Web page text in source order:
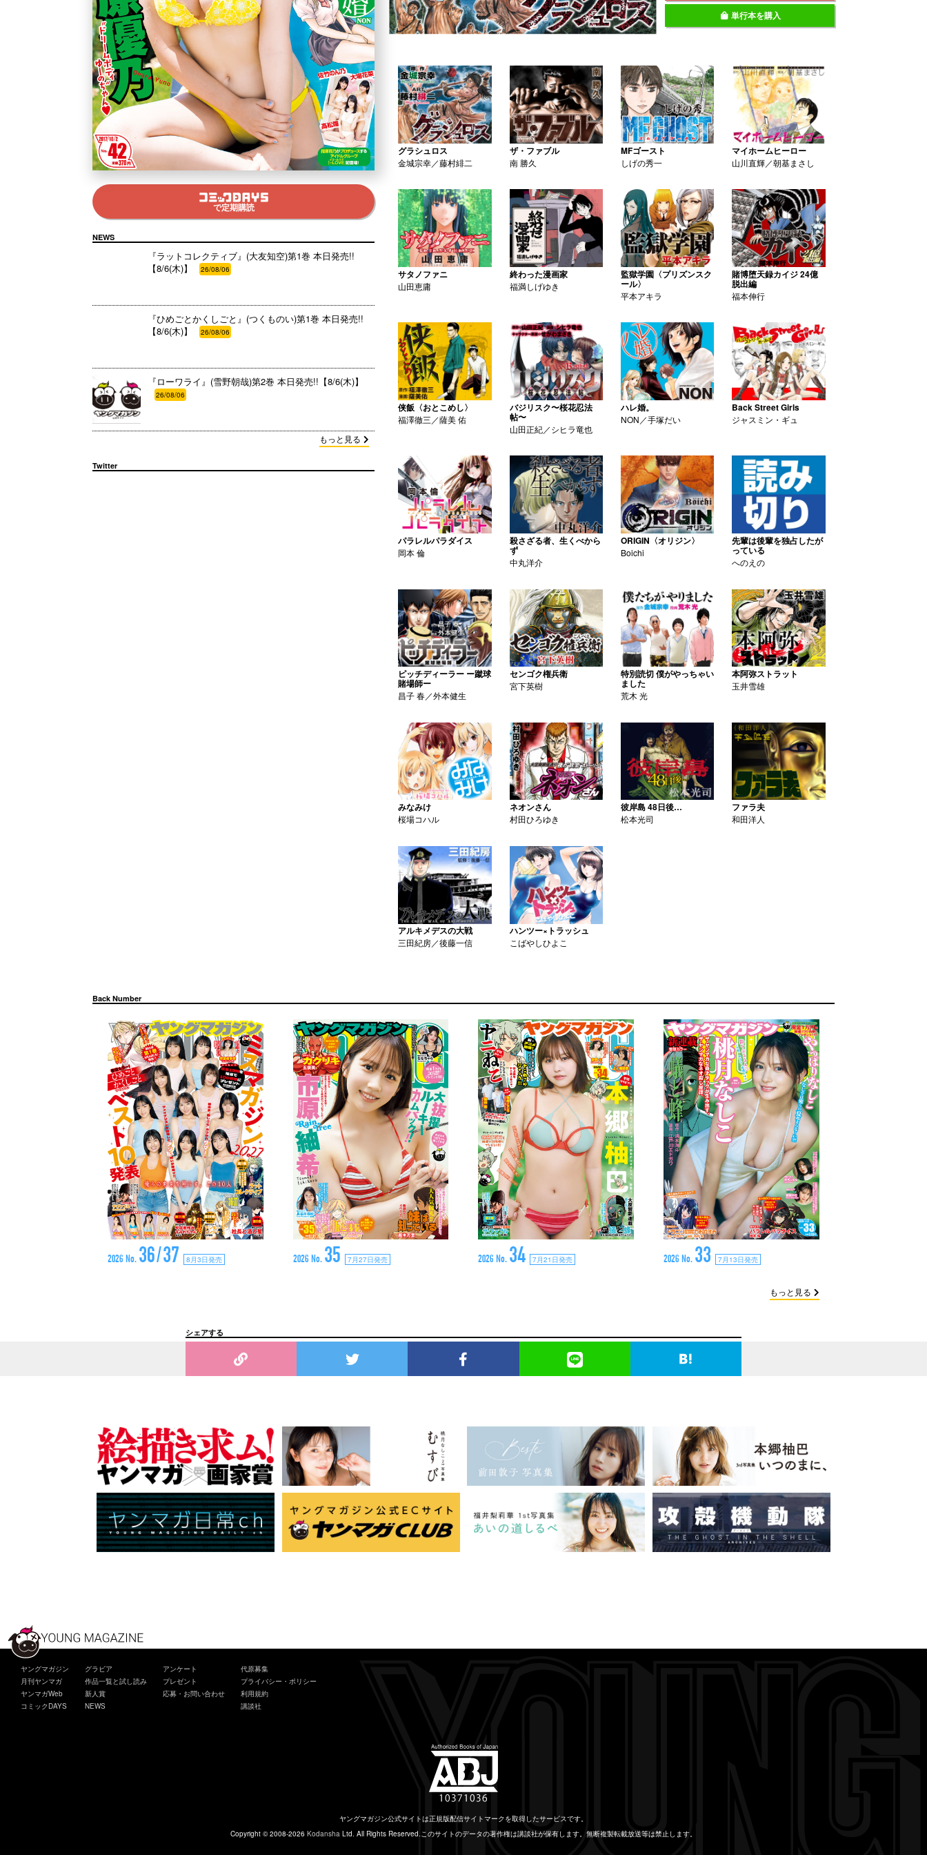
で定期購読
NEWS
『ラットコレクティブ』(大友知空)第1巻 本日発売!!
【8/6(木)】
26/08/06
『ひめごとかくしごと』(つくものい)第1巻 本日発売!!
【8/6(木)】
26/08/06
『ローワライ』(雪野朝哉)第2巻 本日発売!!【8/6(木)】
26/08/06
もっと見る
Twitter
単行本を購入
グラシュロス
金城宗幸／藤村緋二
ザ・ファブル
南 勝久
MFゴースト
しげの秀一
マイホームヒーロー
山川直輝／朝基まさし
サタノファニ
山田恵庸
終わった漫画家
福満しげゆき
監獄学園〈プリズンスク
ール〉
平本アキラ
賭博堕天録カイジ 24億
脱出編
福本伸行
侠飯〈おとこめし〉
福澤徹三／薩美 佑
バジリスク〜桜花忍法
帖〜
山田正紀／シヒラ竜也
ハレ婚。
NON／手塚だい
Back Street Girls
ジャスミン・ギュ
パラレルパラダイス
岡本 倫
殺さざる者、生くべから
ず
中丸洋介
ORIGIN〈オリジン〉
Boichi
先輩は後輩を独占したが
っている
へのえの
ピッチディーラー ー蹴球
賭場師ー
昌子 春／外本健生
センゴク権兵衛
宮下英樹
特別読切 僕がやっちゃい
ました
荒木 光
本阿弥ストラット
玉井雪雄
みなみけ
桜場コハル
ネオンさん
村田ひろゆき
彼岸島 48日後…
松本光司
ファラ夫
和田洋人
アルキメデスの大戦
三田紀房／後藤一信
ハンツー×トラッシュ
こばやしひよこ
Back Number
2026 No. 36/37 8月3日発売 2026 No. 35 7月27日発売 2026 No. 34 7月21日発売 2026 No. 33 7月13日発売
もっと見る
シェアする
ヤングマガジン
月刊ヤンマガ
ヤンマガWeb
コミックDAYS
グラビア
作品一覧と試し読み
新人賞
NEWS
アンケート
プレゼント
応募・お問い合わせ
代原募集
プライバシー・ポリシー
利用規約
講談社
ヤングマガジン公式サイトは正規版配信サイトマークを取得したサービスです。
Copyright © 2008-2026 Kodansha Ltd. All Rights Reserved.このサイトのデータの著作権は講談社が保有します。 無断複製転載放送等は禁止します。